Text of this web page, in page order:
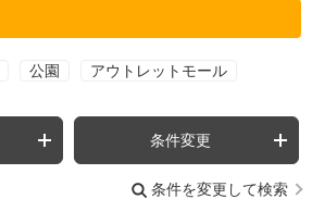
公園 アウトレットモール
条件変更
条件を変更して検索